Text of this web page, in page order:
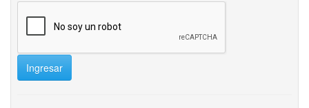
Ingresar